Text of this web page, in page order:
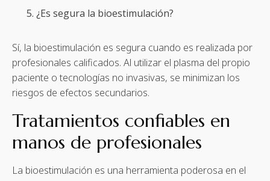
¿Es segura la bioestimulación?
Sí, la bioestimulación es segura cuando es realizada por
profesionales calificados. Al utilizar el plasma del propio
paciente o tecnologías no invasivas, se minimizan los
riesgos de efectos secundarios.
Tratamientos confiables en
manos de profesionales
La bioestimulación es una herramienta poderosa en el